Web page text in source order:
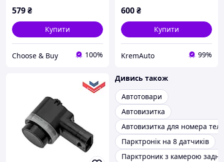
579₴
Купити
Сhoose & Buy 100%
600₴
Купити
KremAuto 99%
Дивись також
Автотовари
Автовизитка
Автовизитка для номера
Парктронік на 8 датчиків
Парктроник з камерою